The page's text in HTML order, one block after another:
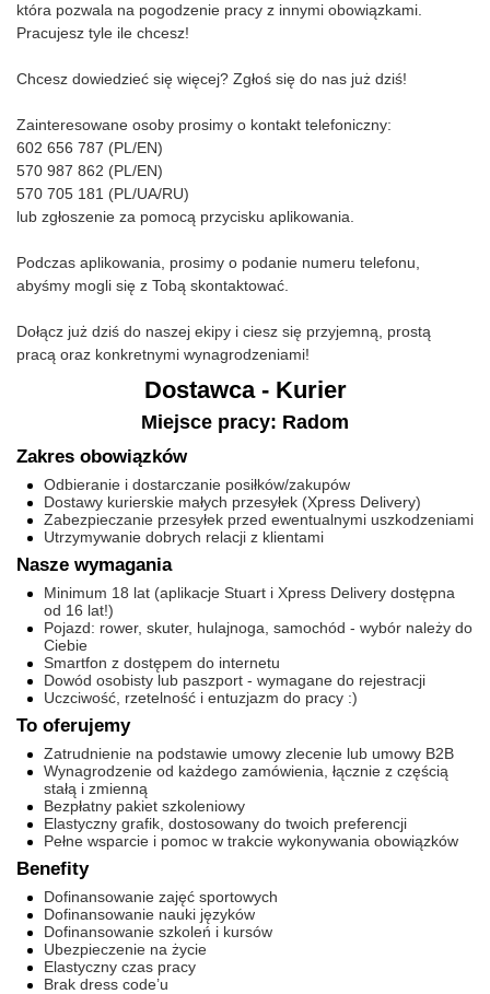
która pozwala na pogodzenie pracy z innymi obowiązkami.
Pracujesz tyle ile chcesz!
Chcesz dowiedzieć się więcej? Zgłoś się do nas już dziś!
Zainteresowane osoby prosimy o kontakt telefoniczny:
602 656 787 (PL/EN)
570 987 862 (PL/EN)
570 705 181 (PL/UA/RU)
lub zgłoszenie za pomocą przycisku aplikowania.
Podczas aplikowania, prosimy o podanie numeru telefonu,
abyśmy mogli się z Tobą skontaktować.
Dołącz już dziś do naszej ekipy i ciesz się przyjemną, prostą
pracą oraz konkretnymi wynagrodzeniami!
Dostawca - Kurier
Miejsce pracy: Radom
Zakres obowiązków
Odbieranie i dostarczanie posiłków/zakupów
Dostawy kurierskie małych przesyłek (Xpress Delivery)
Zabezpieczanie przesyłek przed ewentualnymi uszkodzeniami
Utrzymywanie dobrych relacji z klientami
Nasze wymagania
Minimum 18 lat (aplikacje Stuart i Xpress Delivery dostępna
od 16 lat!)
Pojazd: rower, skuter, hulajnoga, samochód - wybór należy do
Ciebie
Smartfon z dostępem do internetu
Dowód osobisty lub paszport - wymagane do rejestracji
Uczciwość, rzetelność i entuzjazm do pracy :)
To oferujemy
Zatrudnienie na podstawie umowy zlecenie lub umowy B2B
Wynagrodzenie od każdego zamówienia, łącznie z częścią
stałą i zmienną
Bezpłatny pakiet szkoleniowy
Elastyczny grafik, dostosowany do twoich preferencji
Pełne wsparcie i pomoc w trakcie wykonywania obowiązków
Benefity
Dofinansowanie zajęć sportowych
Dofinansowanie nauki języków
Dofinansowanie szkoleń i kursów
Ubezpieczenie na życie
Elastyczny czas pracy
Brak dress code’u